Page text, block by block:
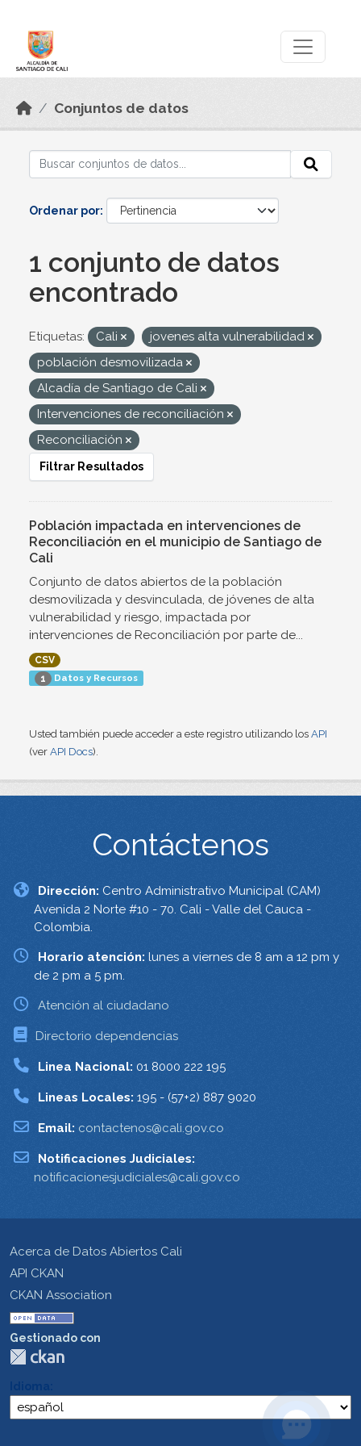
Conjuntos de datos
Ordenar por
1 conjunto de datos
encontrado
Etiquetas: Cali
jovenes alta vulnerabilidad
población desmovilizada
Alcadía de Santiago de Cali
Intervenciones de reconciliación
Reconciliación
Filtrar Resultados
Población impactada en intervenciones de
Reconciliación en el municipio de Santiago de
Cali
Conjunto de datos abiertos de la población
desmovilizada y desvinculada, de jóvenes de alta
vulnerabilidad y riesgo, impactada por
intervenciones de Reconciliación por parte de...
CSV
1 Datos y Recursos
Usted también puede acceder a este registro utilizando los API
(ver API Docs).
Contáctenos
Dirección: Centro Administrativo Municipal (CAM)
Avenida 2 Norte #10 - 70. Cali - Valle del Cauca -
Colombia.
Horario atención: lunes a viernes de 8 am a 12 pm y
de 2 pm a 5 pm.
Atención al ciudadano
Directorio dependencias
Linea Nacional: 01 8000 222 195
Lineas Locales: 195 - (57+2) 887 9020
Email: contactenos@cali.gov.co
Notificaciones Judiciales:
notificacionesjudiciales@cali.gov.co
Acerca de Datos Abiertos Cali
API CKAN
CKAN Association
Gestionado con